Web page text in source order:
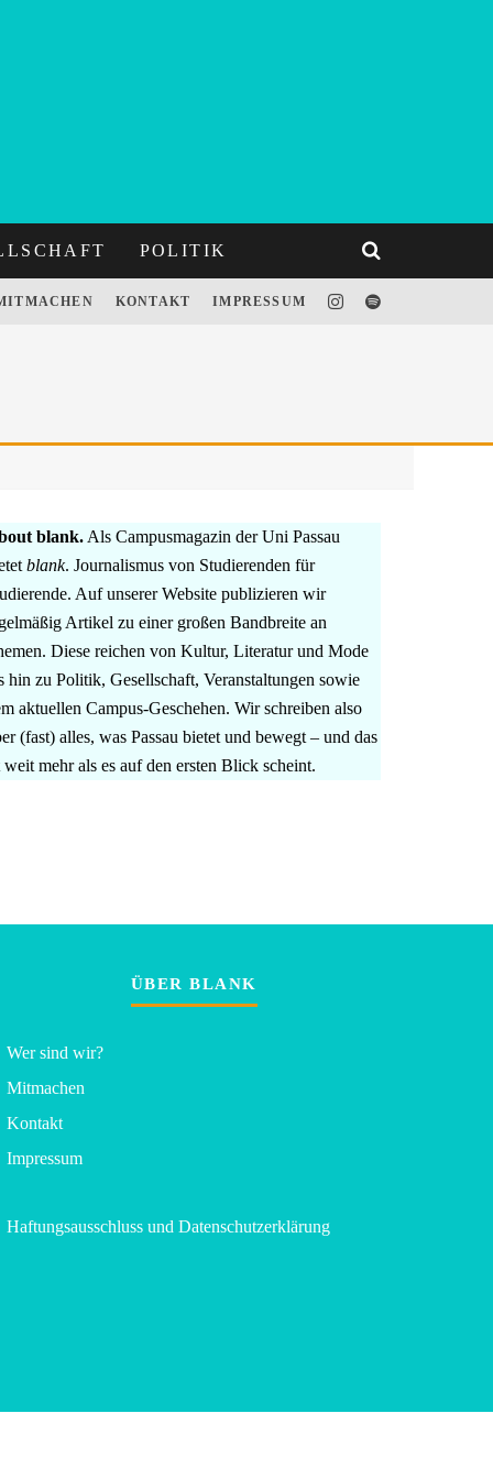
POLITIK
KONTAKT IMPRESSUM
blank. Als Campusmagazin der Uni Passau
blank. Journalismus von Studierenden für
Auf unserer Website publizieren wir
Artikel zu einer großen Bandbreite an
Diese reichen von Kultur, Literatur und Mode
hin zu Politik, Gesellschaft, Veranstaltungen sowie
aktuellen Campus-Geschehen. Wir schreiben also
(fast) alles, was Passau bietet und bewegt – und das
weit mehr als es auf den ersten Blick scheint.
ÜBER BLANK
Wer sind wir?
Mitmachen
Kontakt
Impressum
Haftungsausschluss und Datenschutzerklärung